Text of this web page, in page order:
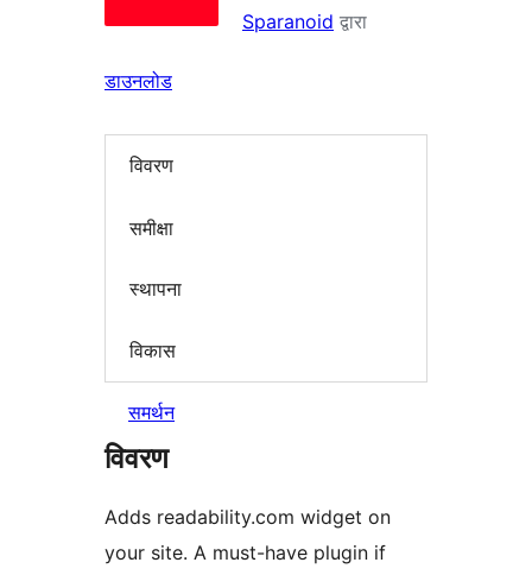
Sparanoid द्वारा
डाउनलोड
विवरण
समीक्षा
स्थापना
विकास
समर्थन
विवरण
Adds readability.com widget on
your site. A must-have plugin if